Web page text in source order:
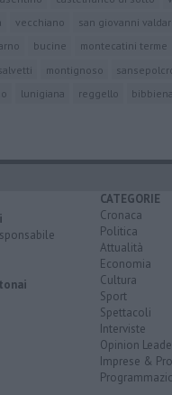
vecchiano san giovanni
bucine montecatini terme
montignoso
lunigiana reggello bibbiena
CATEGORIE
Cronaca
Politica
Attualità
Economia
Cultura
Sport
Spettacoli
Interviste
Opinion
Imprese &